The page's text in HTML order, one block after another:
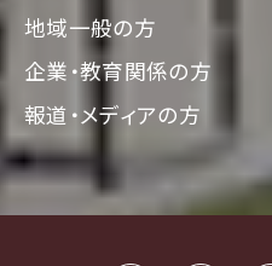
地域一般の方
企業・教育関係の方
報道・メディアの方